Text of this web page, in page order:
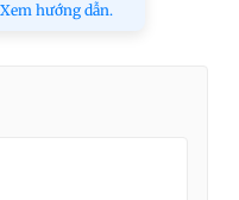
Xem hướng dẫn.